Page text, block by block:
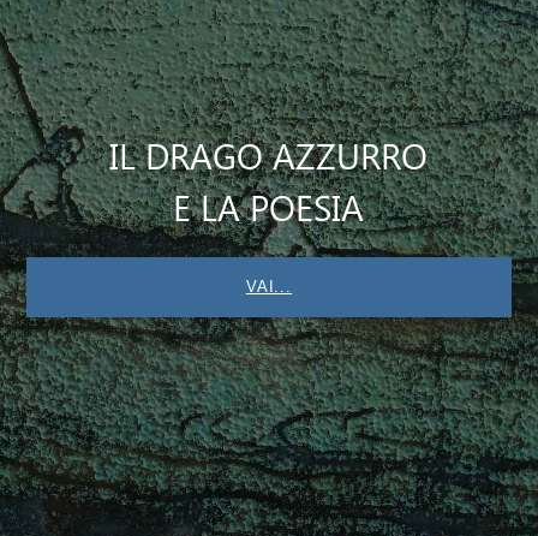
IL DRAGO AZZURRO
E LA POESIA
VAI...